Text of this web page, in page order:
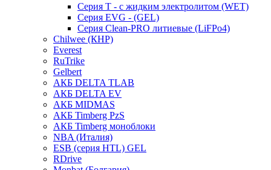
Серия T - с жидким электролитом (WET)
Серия EVG - (GEL)
Серия Clean-PRO литиевые (LiFPo4)
Chilwee (КНР)
Everest
RuTrike
Gelbert
АКБ DELTA TLAB
АКБ DELTA EV
АКБ MIDMAS
АКБ Timberg PzS
АКБ Timberg моноблоки
NBA (Италия)
ESB (серия HTL) GEL
RDrive